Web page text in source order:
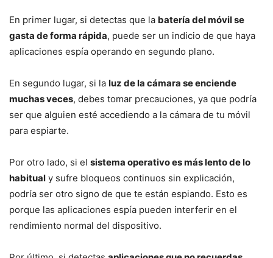
En primer lugar, si detectas que la batería del móvil se
gasta de forma rápida, puede ser un indicio de que haya
aplicaciones espía operando en segundo plano.
En segundo lugar, si la luz de la cámara se enciende
muchas veces, debes tomar precauciones, ya que podría
ser que alguien esté accediendo a la cámara de tu móvil
para espiarte.
Por otro lado, si el sistema operativo es más lento de lo
habitual y sufre bloqueos continuos sin explicación,
podría ser otro signo de que te están espiando. Esto es
porque las aplicaciones espía pueden interferir en el
rendimiento normal del dispositivo.